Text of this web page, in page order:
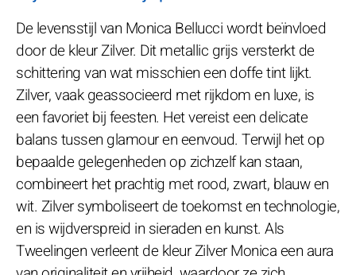
De levensstijl van Monica Bellucci wordt beïnvloed
door de kleur Zilver. Dit metallic grijs versterkt de
schittering van wat misschien een doffe tint lijkt.
Zilver, vaak geassocieerd met rijkdom en luxe, is
een favoriet bij feesten. Het vereist een delicate
balans tussen glamour en eenvoud. Terwijl het op
bepaalde gelegenheden op zichzelf kan staan,
combineert het prachtig met rood, zwart, blauw en
wit. Zilver symboliseert de toekomst en technologie,
en is wijdverspreid in sieraden en kunst. Als
Tweelingen verleent de kleur Zilver Monica een aura